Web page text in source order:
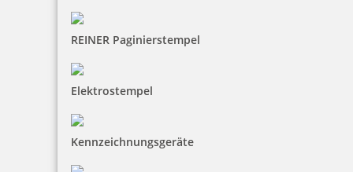
REINER Paginierstempel
Elektrostempel
Kennzeichnungsgeräte